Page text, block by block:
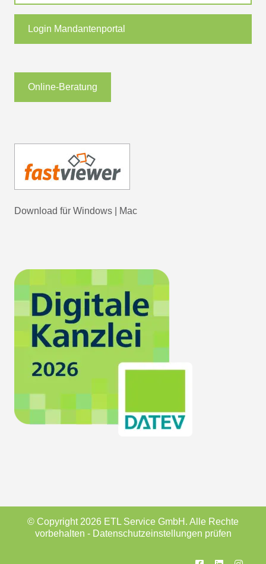
Login Mandantenportal
Online-Beratung
Download für Windows Mac
© Copyright 2026 ETL Service GmbH. Alle Rechte
vorbehalten - Datenschutzeinstellungen prüfen